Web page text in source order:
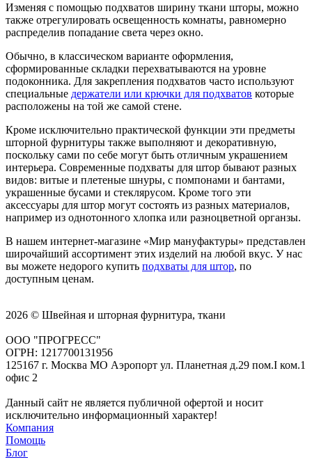
Изменяя с помощью подхватов ширину ткани шторы, можно
также отрегулировать освещенность комнаты, равномерно
распределив попадание света через окно.
Обычно, в классическом варианте оформления,
сформированные складки перехватываются на уровне
подоконника. Для закрепления подхватов часто используют
специальные держатели или крючки для подхватов которые
расположены на той же самой стене.
Кроме исключительно практической функции эти предметы
шторной фурнитуры также выполняют и декоративную,
поскольку сами по себе могут быть отличным украшением
интерьера. Современные подхваты для штор бывают разных
видов: витые и плетеные шнуры, с помпонами и бантами,
украшенные бусами и стеклярусом. Кроме того эти
аксессуары для штор могут состоять из разных материалов,
например из однотонного хлопка или разноцветной органзы.
В нашем интернет-магазине «Мир мануфактуры» представлен
широчайший ассортимент этих изделий на любой вкус. У нас
вы можете недорого купить подхваты для штор, по
доступным ценам.
2026 © Швейная и шторная фурнитура, ткани
ООО "ПРОГРЕСС"
ОГРН: 1217700131956
125167 г. Москва МО Аэропорт ул. Планетная д.29 пом.I ком.1
офис 2
Данный сайт не является публичной офертой и носит
исключительно информационный характер!
Компания
Помощь
Блог